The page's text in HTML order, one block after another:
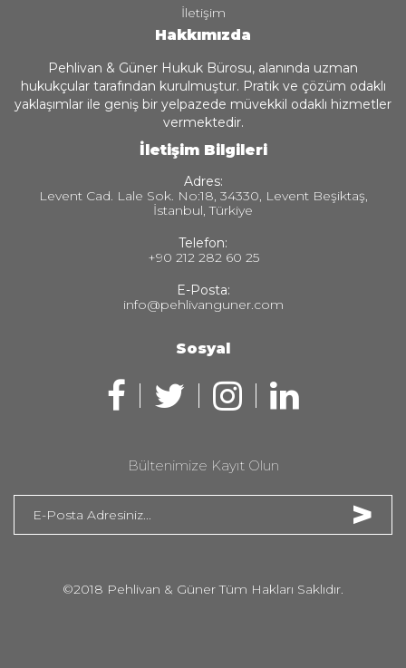
İletişim
Hakkımızda
Pehlivan & Güner Hukuk Bürosu, alanında uzman
hukukçular tarafından kurulmuştur. Pratik ve çözüm odaklı
yaklaşımlar ile geniş bir yelpazede müvekkil odaklı hizmetler
vermektedir.
İletişim Bilgileri
Adres:
Levent Cad. Lale Sok. No:18, 34330, Levent Beşiktaş,
İstanbul, Türkiye
Telefon:
+90 212 282 60 25
E-Posta:
info@pehlivanguner.com
Sosyal
Bültenimize Kayıt Olun
>
©2018 Pehlivan & Güner Tüm Hakları Saklıdır.